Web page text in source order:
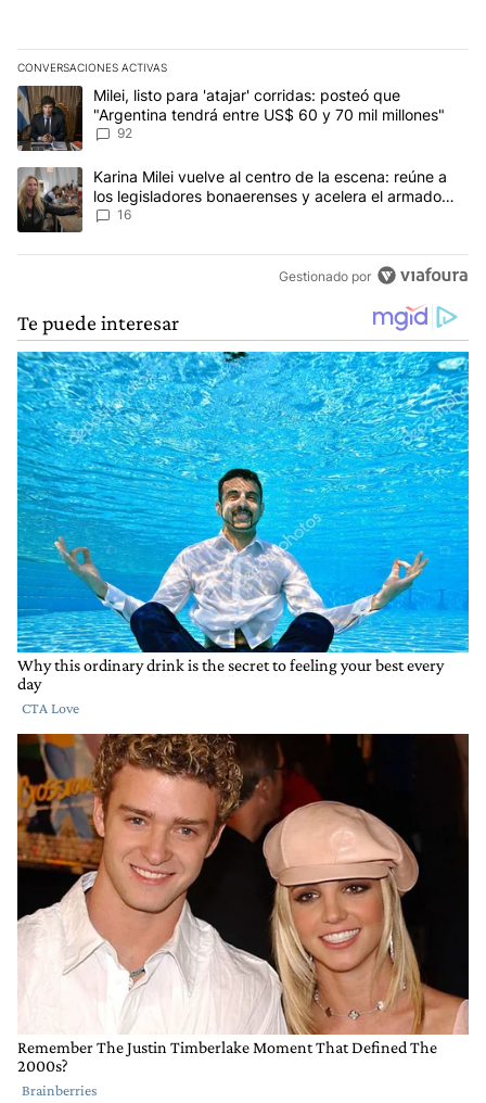
CONVERSACIONES ACTIVAS
Este listado muestra los artículos con más comentarios en los
Un artículo de tendencia con el título "Milei, listo para 'atajar'
Milei, listo para 'atajar' corridas: posteó que
"Argentina tendrá entre US$ 60 y 70 mil millones"
92
Un artículo de tendencia con el título "Karina Milei vuelve al
Karina Milei vuelve al centro de la escena: reúne a
los legisladores bonaerenses y acelera el armado
para 2027
16
Gestionado por